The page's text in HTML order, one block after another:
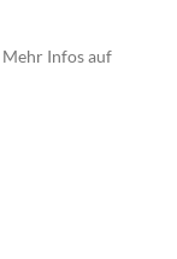
Mehr Infos auf